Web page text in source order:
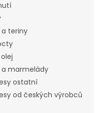
a teriny
a marmelády
ostatní
od českých výrobců